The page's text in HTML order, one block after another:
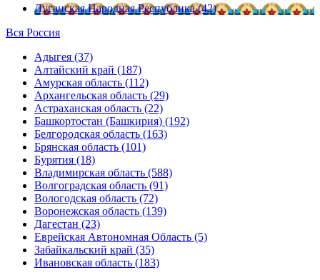
Луганская Народная Республика (42)
Вся Россия
Адыгея (37)
Алтайский край (187)
Амурская область (112)
Архангельская область (29)
Астраханская область (22)
Башкортостан (Башкирия) (192)
Белгородская область (163)
Брянская область (101)
Бурятия (18)
Владимирская область (588)
Волгоградская область (91)
Вологодская область (72)
Воронежская область (139)
Дагестан (23)
Еврейская Автономная Область (5)
Забайкальский край (35)
Ивановская область (183)